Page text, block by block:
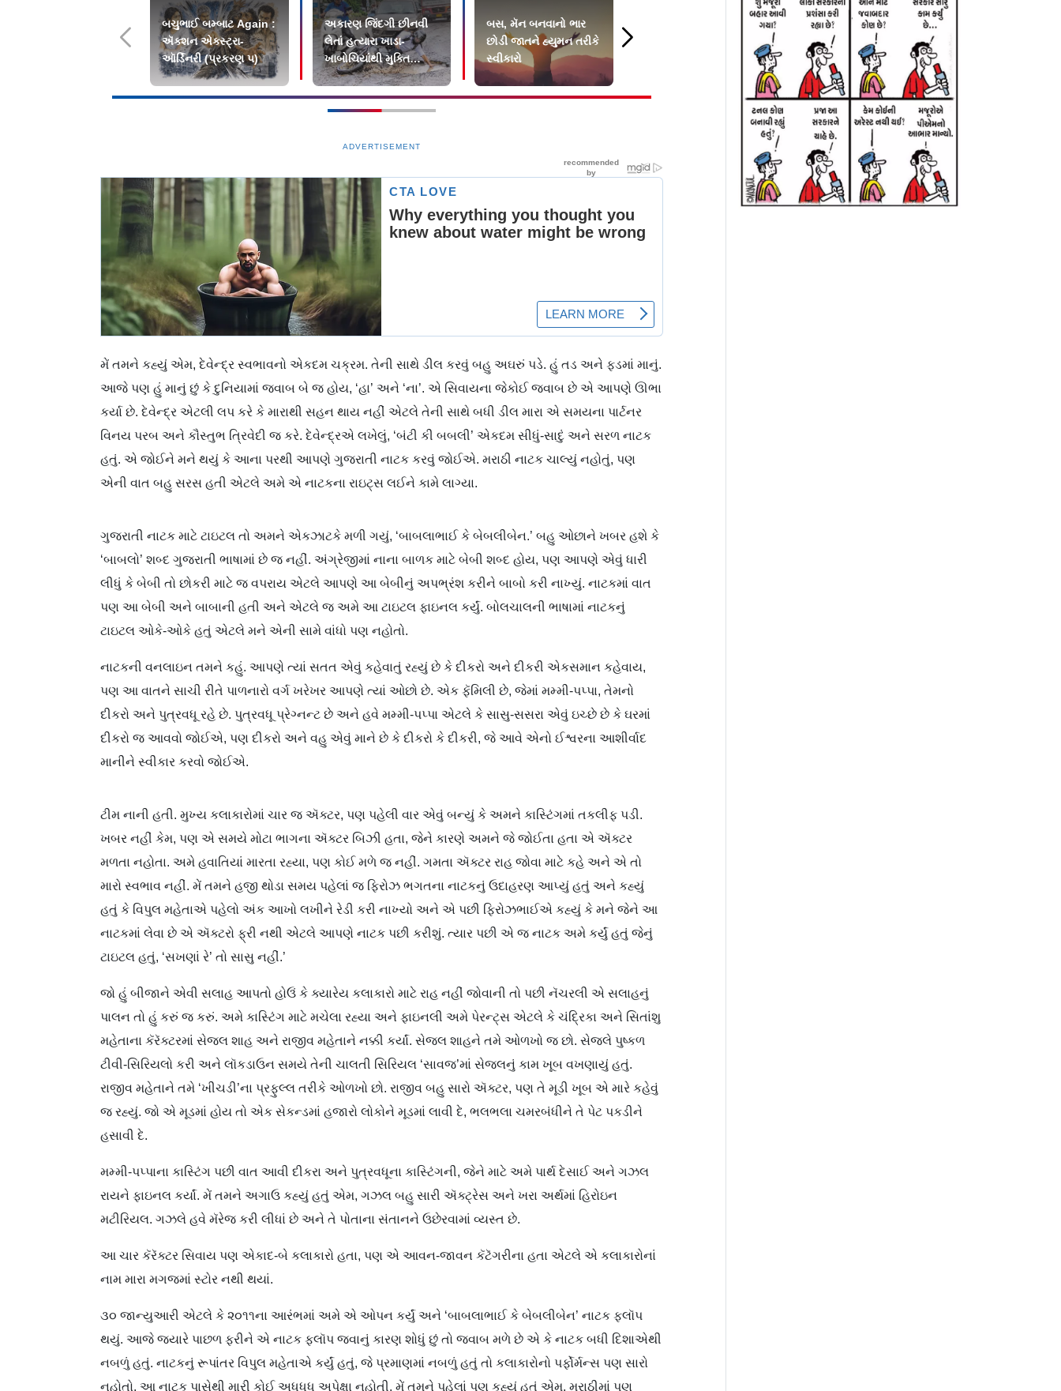
બચુભાઈ બમ્બાટ Again :
ઍક્શન એક્સ્ટ્રા-
ઑર્ડિનરી (પ્રકરણ ૫)
અકારણ જિંદગી છીનવી
લેતાં હત્યારા ખાડા-
ખાબોચિયાંથી મુક્તિ
ક્યારે?
બસ, મૅન બનવાનો ભાર
છોડી જાતને હ્યુમન તરીકે
સ્વીકારો
નહીં
ADVERTISEMENT
મેં તમને કહ્યું એમ, દેવેન્દ્ર સ્વભાવનો એકદમ ચક્રમ. તેની સાથે ડીલ કરવું બહુ અઘરું પડે. હું તડ અને ફડમાં માનું.
આજે પણ હું માનું છું કે દુનિયામાં જવાબ બે જ હોય, ‘હા’ અને ‘ના’. એ સિવાયના જેકોઈ જવાબ છે એ આપણે ઊભા
કર્યા છે. દેવેન્દ્ર એટલી લપ કરે કે મારાથી સહન થાય નહીં એટલે તેની સાથે બધી ડીલ મારા એ સમયના પાર્ટનર
વિનય પરબ અને કૌસ્તુભ ત્રિવેદી જ કરે. દેવેન્દ્રએ લખેલું, ‘બંટી કી બબલી’ એકદમ સીધું-સાદું અને સરળ નાટક
હતું. એ જોઈને મને થયું કે આના પરથી આપણે ગુજરાતી નાટક કરવું જોઈએ. મરાઠી નાટક ચાલ્યું નહોતું, પણ
એની વાત બહુ સરસ હતી એટલે અમે એ નાટકના રાઇટ્સ લઈને કામે લાગ્યા.
ગુજરાતી નાટક માટે ટાઇટલ તો અમને એકઝાટકે મળી ગયું, ‘બાબલાભાઈ કે બેબલીબેન.’ બહુ ઓછાને ખબર હશે કે
‘બાબલો’ શબ્દ ગુજરાતી ભાષામાં છે જ નહીં. અંગ્રેજીમાં નાના બાળક માટે બેબી શબ્દ હોય, પણ આપણે એવું ધારી
લીધું કે બેબી તો છોકરી માટે જ વપરાય એટલે આપણે આ બેબીનું અપભ્રંશ કરીને બાબો કરી નાખ્યું. નાટકમાં વાત
પણ આ બેબી અને બાબાની હતી અને એટલે જ અમે આ ટાઇટલ ફાઇનલ કર્યું. બોલચાલની ભાષામાં નાટકનું
ટાઇટલ ઓકે-ઓકે હતું એટલે મને એની સામે વાંધો પણ નહોતો.
નાટકની વનલાઇન તમને કહું. આપણે ત્યાં સતત એવું કહેવાતું રહ્યું છે કે દીકરો અને દીકરી એકસમાન કહેવાય,
પણ આ વાતને સાચી રીતે પાળનારો વર્ગ ખરેખર આપણે ત્યાં ઓછો છે. એક ફૅમિલી છે, જેમાં મમ્મી-પપ્પા, તેમનો
દીકરો અને પુત્રવધૂ રહે છે. પુત્રવધૂ પ્રેગ્નન્ટ છે અને હવે મમ્મી-પપ્પા એટલે કે સાસુ-સસરા એવું ઇચ્છે છે કે ઘરમાં
દીકરો જ આવવો જોઈએ, પણ દીકરો અને વહુ એવું માને છે કે દીકરો કે દીકરી, જે આવે એનો ઈશ્વરના આશીર્વાદ
માનીને સ્વીકાર કરવો જોઈએ.
ટીમ નાની હતી. મુખ્ય કલાકારોમાં ચાર જ ઍક્ટર, પણ પહેલી વાર એવું બન્યું કે અમને કાસ્ટિંગમાં તકલીફ પડી.
ખબર નહીં કેમ, પણ એ સમયે મોટા ભાગના ઍક્ટર બિઝી હતા, જેને કારણે અમને જે જોઈતા હતા એ ઍક્ટર
મળતા નહોતા. અમે હવાતિયાં મારતા રહ્યા, પણ કોઈ મળે જ નહીં. ગમતા ઍક્ટર રાહ જોવા માટે કહે અને એ તો
મારો સ્વભાવ નહીં. મેં તમને હજી થોડા સમય પહેલાં જ ફિરોઝ ભગતના નાટકનું ઉદાહરણ આપ્યું હતું અને કહ્યું
હતું કે વિપુલ મહેતાએ પહેલો અંક આખો લખીને રેડી કરી નાખ્યો અને એ પછી ફિરોઝભાઈએ કહ્યું કે મને જેને આ
નાટકમાં લેવા છે એ ઍક્ટરો ફ્રી નથી એટલે આપણે નાટક પછી કરીશું. ત્યાર પછી એ જ નાટક અમે કર્યું હતું જેનું
ટાઇટલ હતું, ‘સખણાં રે’ તો સાસુ નહીં.’
જો હું બીજાને એવી સલાહ આપતો હોઉં કે ક્યારેય કલાકારો માટે રાહ નહીં જોવાની તો પછી નૅચરલી એ સલાહનું
પાલન તો હું કરું જ કરું. અમે કાસ્ટિંગ માટે મચેલા રહ્યા અને ફાઇનલી અમે પેરન્ટ્સ એટલે કે ચંદ્રિકા અને સિતાંશુ
મહેતાના કૅરૅક્ટરમાં સેજલ શાહ અને રાજીવ મહેતાને નક્કી કર્યાં. સેજલ શાહને તમે ઓળખો જ છો. સેજલે પુષ્કળ
ટીવી-સિરિયલો કરી અને લૉકડાઉન સમયે તેની ચાલતી સિરિયલ ‘સાવજ’માં સેજલનું કામ ખૂબ વખણાયું હતું.
રાજીવ મહેતાને તમે ‘ખીચડી’ના પ્રફુલ્લ તરીકે ઓળખો છો. રાજીવ બહુ સારો ઍક્ટર, પણ તે મૂડી ખૂબ એ મારે કહેવું
જ રહ્યું. જો એ મૂડમાં હોય તો એક સેકન્ડમાં હજારો લોકોને મૂડમાં લાવી દે, ભલભલા ચમરબંધીને તે પેટ પકડીને
હસાવી દે.
મમ્મી-પપ્પાના કાસ્ટિંગ પછી વાત આવી દીકરા અને પુત્રવધૂના કાસ્ટિંગની, જેને માટે અમે પાર્થ દેસાઈ અને ગઝલ
રાયને ફાઇનલ કર્યાં. મેં તમને અગાઉ કહ્યું હતું એમ, ગઝલ બહુ સારી ઍક્ટ્રેસ અને ખરા અર્થમાં હિરોઇન
મટીરિયલ. ગઝલે હવે મૅરેજ કરી લીધાં છે અને તે પોતાના સંતાનને ઉછેરવામાં વ્યસ્ત છે.
આ ચાર કૅરૅક્ટર સિવાય પણ એકાદ-બે કલાકારો હતા, પણ એ આવન-જાવન કૅટૅગરીના હતા એટલે એ કલાકારોનાં
નામ મારા મગજમાં સ્ટોર નથી થયાં.
૩૦ જાન્યુઆરી એટલે કે ૨૦૧૧ના આરંભમાં અમે એ ઓપન કર્યું અને ‘બાબલાભાઈ કે બેબલીબેન’ નાટક ફ્લૉપ
થયું. આજે જ્યારે પાછળ ફરીને એ નાટક ફ્લૉપ જવાનું કારણ શોધું છું તો જવાબ મળે છે એ કે નાટક બધી દિશાએથી
નબળું હતું. નાટકનું રૂપાંતર વિપુલ મહેતાએ કર્યું હતું, જે પ્રમાણમાં નબળું હતું તો કલાકારોનો પર્ફોર્મન્સ પણ સારો
નહોતો. આ નાટક પાસેથી મારી કોઈ અધધધ અપેક્ષા નહોતી. મેં તમને પહેલાં પણ કહ્યું હતું એમ, મરાઠીમાં પણ